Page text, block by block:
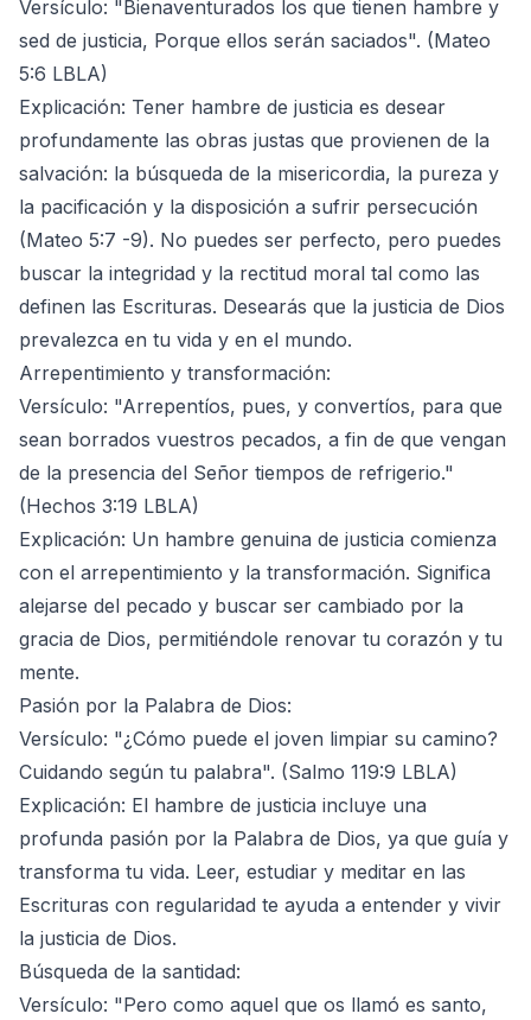
Versículo: "Bienaventurados los que tienen hambre y
sed de justicia, Porque ellos serán saciados". (Mateo
5:6 LBLA)
Explicación: Tener hambre de justicia es desear
profundamente las obras justas que provienen de la
salvación: la búsqueda de la misericordia, la pureza y
la pacificación y la disposición a sufrir persecución
(Mateo 5:7 -9). No puedes ser perfecto, pero puedes
buscar la integridad y la rectitud moral tal como las
definen las Escrituras. Desearás que la justicia de Dios
prevalezca en tu vida y en el mundo.
Arrepentimiento y transformación:
Versículo: "Arrepentíos, pues, y convertíos, para que
sean borrados vuestros pecados, a fin de que vengan
de la presencia del Señor tiempos de refrigerio."
(Hechos 3:19 LBLA)
Explicación: Un hambre genuina de justicia comienza
con el arrepentimiento y la transformación. Significa
alejarse del pecado y buscar ser cambiado por la
gracia de Dios, permitiéndole renovar tu corazón y tu
mente.
Pasión por la Palabra de Dios:
Versículo: "¿Cómo puede el joven limpiar su camino?
Cuidando según tu palabra". (Salmo 119:9 LBLA)
Explicación: El hambre de justicia incluye una
profunda pasión por la Palabra de Dios, ya que guía y
transforma tu vida. Leer, estudiar y meditar en las
Escrituras con regularidad te ayuda a entender y vivir
la justicia de Dios.
Búsqueda de la santidad:
Versículo: "Pero como aquel que os llamó es santo,